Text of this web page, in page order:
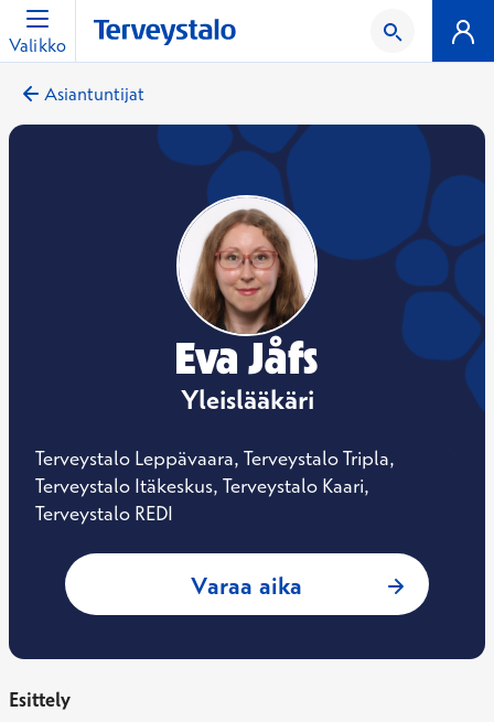
Valikko
Asiantuntijat
Eva Jåfs
Yleislääkäri
Terveystalo Leppävaara, Terveystalo Tripla,
Terveystalo Itäkeskus, Terveystalo Kaari,
Terveystalo REDI
Varaa aika : Eva Jåfs,
Esittely